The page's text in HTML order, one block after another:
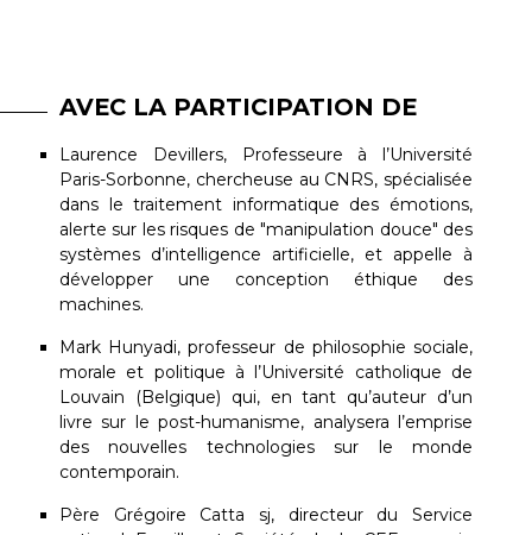
AVEC LA PARTICIPATION DE
Laurence Devillers, Professeure à l’Université
Paris-Sorbonne, chercheuse au CNRS, spécialisée
dans le traitement informatique des émotions,
alerte sur les risques de "manipulation douce" des
systèmes d’intelligence artificielle, et appelle à
développer une conception éthique des
machines.
Mark Hunyadi, professeur de philosophie sociale,
morale et politique à l’Université catholique de
Louvain (Belgique) qui, en tant qu’auteur d’un
livre sur le post-humanisme, analysera l’emprise
des nouvelles technologies sur le monde
contemporain.
Père Grégoire Catta sj, directeur du Service